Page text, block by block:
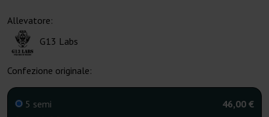
Allevatore:
G13 Labs
Confezione originale:
5 semi 46,00 €